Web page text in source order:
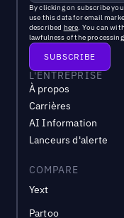
By clicking on subscribe
use this data for email
described here. You can
lawfulness of the
L'ENTREPRISE
À propos
Carrières
AI Information
Lanceurs d'alerte
COMPARE
Yext
Partoo